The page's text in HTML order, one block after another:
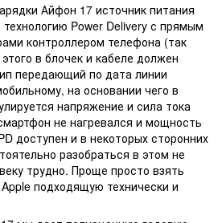
Айфон 17 источник питания
Power Delivery с прямым
контроллером телефона (так
в блочек и кабеле должен
передающий по дата линии
на основании чего в
напряжение и сила тока
не нагревался и мощность
доступен и в некоторых сторонних
разобраться в этом не
трудно. Проще просто взять
подходящую технически и